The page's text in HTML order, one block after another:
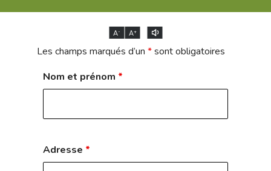
A- A+
Les champs marqués d’un *sont obligatoires
Nom et prénom *
Adresse *